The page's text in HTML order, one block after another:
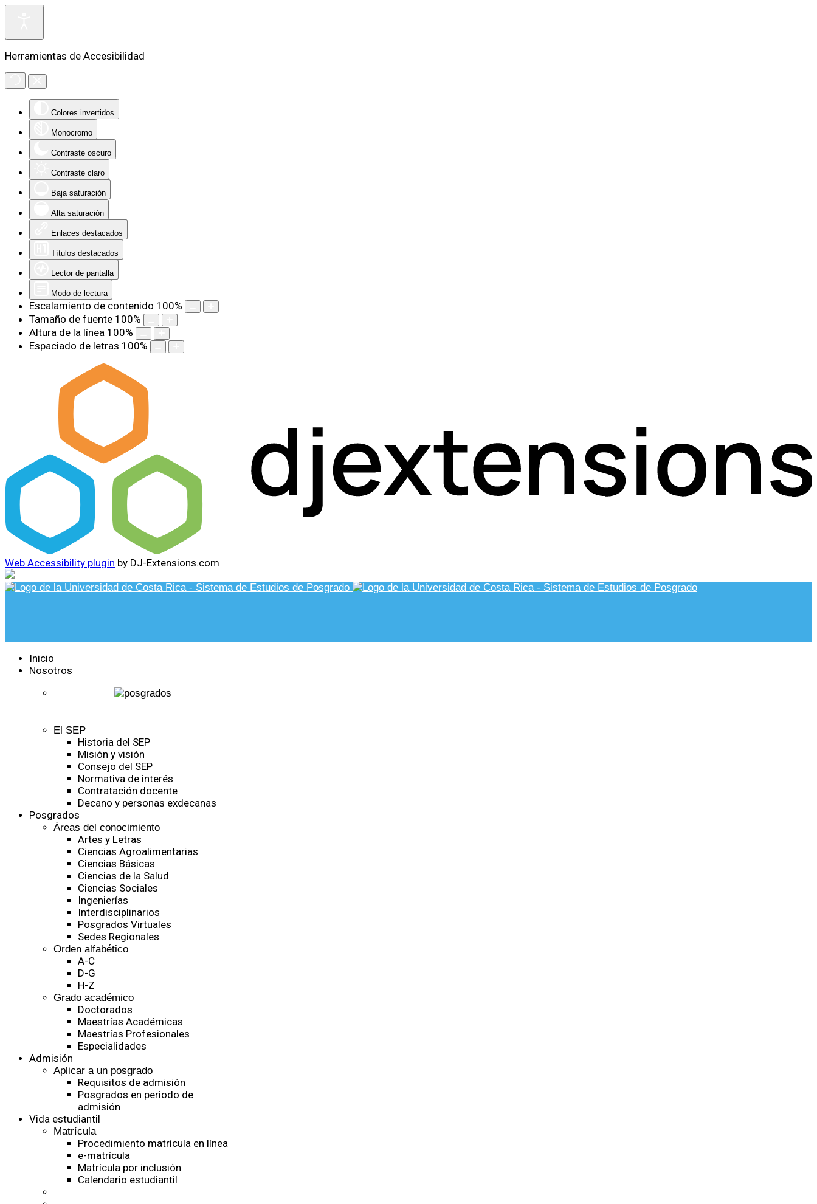
Herramientas de Accesibilidad
Colores invertidos
Monocromo
Contraste oscuro
Contraste claro
Baja saturación
Alta saturación
Enlaces destacados
Títulos destacados
Lector de pantalla
Modo de lectura
Escalamiento de contenido 100%
Tamaño de fuente 100%
Altura de la línea 100%
Espaciado de letras 100%
Web Accessibility plugin by DJ-Extensions.com
Inicio
Nosotros
El SEP
Historia del SEP
Misión y visión
Consejo del SEP
Normativa de interés
Contratación docente
Decano y personas exdecanas
Posgrados
Áreas del conocimiento
Artes y Letras
Ciencias Agroalimentarias
Ciencias Básicas
Ciencias de la Salud
Ciencias Sociales
Ingenierías
Interdisciplinarios
Posgrados Virtuales
Sedes Regionales
Orden alfabético
A-C
D-G
H-Z
Grado académico
Doctorados
Maestrías Académicas
Maestrías Profesionales
Especialidades
Admisión
Aplicar a un posgrado
Requisitos de admisión
Posgrados en periodo de
admisión
Vida estudiantil
Matrícula
Procedimiento matrícula en línea
e-matrícula
Matrícula por inclusión
Calendario estudiantil